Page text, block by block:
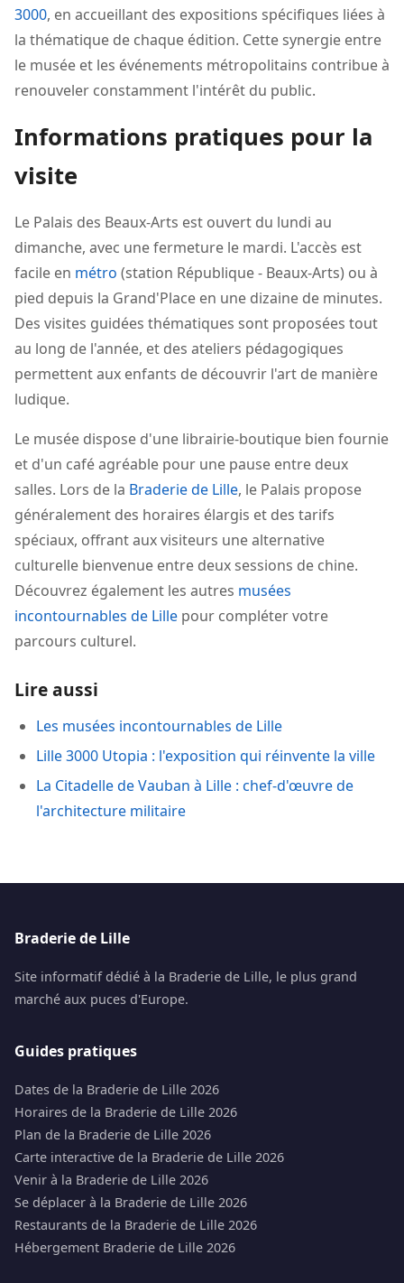
3000, en accueillant des expositions spécifiques liées à
la thématique de chaque édition. Cette synergie entre
le musée et les événements métropolitains contribue à
renouveler constamment l'intérêt du public.
Informations pratiques pour la
visite
Le Palais des Beaux-Arts est ouvert du lundi au
dimanche, avec une fermeture le mardi. L'accès est
facile en métro (station République - Beaux-Arts) ou à
pied depuis la Grand'Place en une dizaine de minutes.
Des visites guidées thématiques sont proposées tout
au long de l'année, et des ateliers pédagogiques
permettent aux enfants de découvrir l'art de manière
ludique.
Le musée dispose d'une librairie-boutique bien fournie
et d'un café agréable pour une pause entre deux
salles. Lors de la Braderie de Lille, le Palais propose
généralement des horaires élargis et des tarifs
spéciaux, offrant aux visiteurs une alternative
culturelle bienvenue entre deux sessions de chine.
Découvrez également les autres musées
incontournables de Lille pour compléter votre
parcours culturel.
Lire aussi
Les musées incontournables de Lille
Lille 3000 Utopia : l'exposition qui réinvente la ville
La Citadelle de Vauban à Lille : chef-d'œuvre de
l'architecture militaire
Braderie de Lille
Site informatif dédié à la Braderie de Lille, le plus grand
marché aux puces d'Europe.
Guides pratiques
Dates de la Braderie de Lille 2026
Horaires de la Braderie de Lille 2026
Plan de la Braderie de Lille 2026
Carte interactive de la Braderie de Lille 2026
Venir à la Braderie de Lille 2026
Se déplacer à la Braderie de Lille 2026
Restaurants de la Braderie de Lille 2026
Hébergement Braderie de Lille 2026